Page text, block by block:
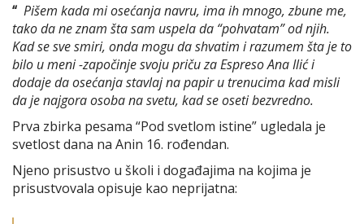
“ Pišem kada mi osećanja navru, ima ih mnogo, zbune me,
tako da ne znam šta sam uspela da “pohvatam” od njih.
Kad se sve smiri, onda mogu da shvatim i razumem šta je to
bilo u meni -započinje svoju priču za Espreso Ana Ilić i
dodaje da osećanja stavlaj na papir u trenucima kad misli
da je najgora osoba na svetu, kad se oseti bezvredno.
Prva zbirka pesama “Pod svetlom istine” ugledala je
svetlost dana na Anin 16. rođendan.
Njeno prisustvo u školi i događajima na kojima je
prisustvovala opisuje kao neprijatna: